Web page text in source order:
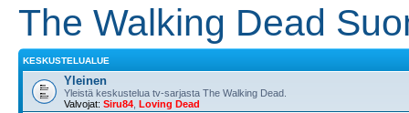
The Walking Dead
KESKUSTELUALUE
Yleinen
Yleistä keskustelua tv-sarjasta The Walking Dead.
Valvojat: Siru84 Loving Dead